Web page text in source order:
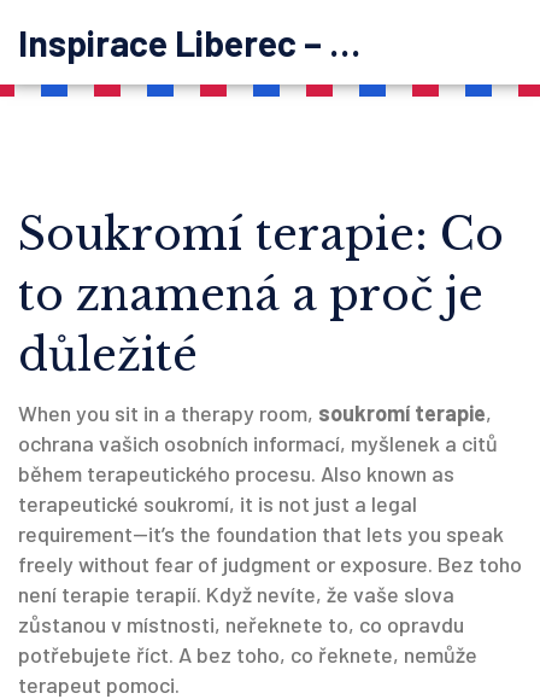
Inspirace Liberec – psychoterapie
Soukromí terapie: Co
to znamená a proč je
důležité
When you sit in a therapy room, soukromí terapie,
ochrana vašich osobních informací, myšlenek a citů
během terapeutického procesu. Also known as
terapeutické soukromí, it is not just a legal
requirement—it’s the foundation that lets you speak
freely without fear of judgment or exposure. Bez toho
není terapie terapií. Když nevíte, že vaše slova
zůstanou v místnosti, neřeknete to, co opravdu
potřebujete říct. A bez toho, co řeknete, nemůže
terapeut pomoci.